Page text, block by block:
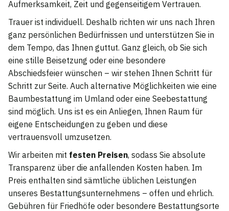
Aufmerksamkeit, Zeit und gegenseitigem Vertrauen.
Trauer ist individuell. Deshalb richten wir uns nach Ihren
ganz persönlichen Bedürfnissen und unterstützen Sie in
dem Tempo, das Ihnen guttut. Ganz gleich, ob Sie sich
eine stille Beisetzung oder eine besondere
Abschiedsfeier wünschen – wir stehen Ihnen Schritt für
Schritt zur Seite. Auch alternative Möglichkeiten wie eine
Baumbestattung im Umland oder eine Seebestattung
sind möglich. Uns ist es ein Anliegen, Ihnen Raum für
eigene Entscheidungen zu geben und diese
vertrauensvoll umzusetzen.
Wir arbeiten mit festen Preisen, sodass Sie absolute
Transparenz über die anfallenden Kosten haben. Im
Preis enthalten sind sämtliche üblichen Leistungen
unseres Bestattungsunternehmens – offen und ehrlich.
Gebühren für Friedhöfe oder besondere Bestattungsorte